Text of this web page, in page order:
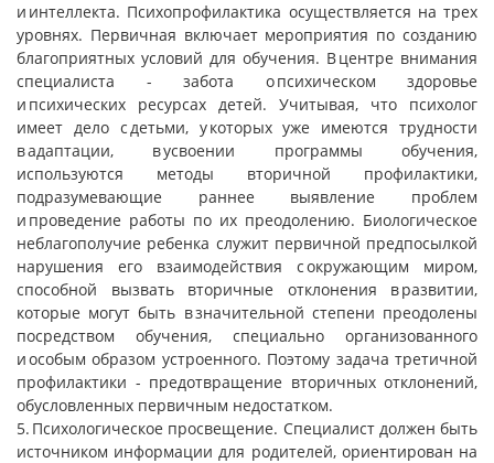
и интеллекта. Психопрофилактика осуществляется на трех
уровнях. Первичная включает мероприятия по созданию
благоприятных условий для обучения. В центре внимания
специалиста - забота о психическом здоровье
и психических ресурсах детей. Учитывая, что психолог
имеет дело с детьми, у которых уже имеются трудности
в адаптации, в усвоении программы обучения,
используются методы вторичной профилактики,
подразумевающие раннее выявление проблем
и проведение работы по их преодолению. Биологическое
неблагополучие ребенка служит первичной предпосылкой
нарушения его взаимодействия с окружающим миром,
способной вызвать вторичные отклонения в развитии,
которые могут быть в значительной степени преодолены
посредством обучения, специально организованного
и особым образом устроенного. Поэтому задача третичной
профилактики - предотвращение вторичных отклонений,
обусловленных первичным недостатком.
5. Психологическое просвещение. Специалист должен быть
источником информации для родителей, ориентирован на